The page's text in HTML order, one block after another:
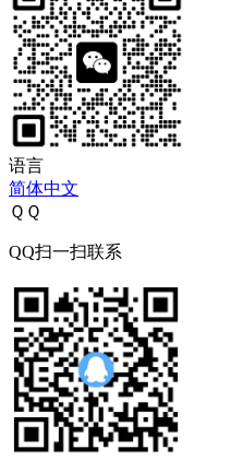
语言
简体中文
ＱＱ
QQ扫一扫联系